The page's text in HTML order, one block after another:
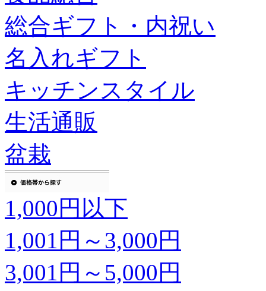
総合ギフト・内祝い
名入れギフト
キッチンスタイル
生活通販
盆栽
1,000円以下
1,001円～3,000円
3,001円～5,000円